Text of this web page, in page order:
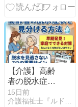
は？命を守る
る暑さ対策
【介護】高齢
者の脱水症状
を見分ける方
法｜介護福祉
15日前